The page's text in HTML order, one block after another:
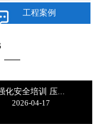
工程案例
化安全培训 压...
2026-04-17